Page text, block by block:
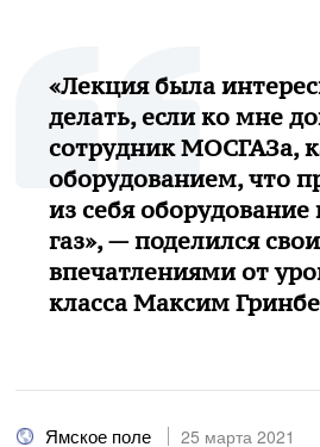
«Лекция была
делать, если ко мне
сотрудник МОСГАЗа,
оборудованием, что
из себя
газ», — поделился
впечатлениями от
класса Максим
Ямское поле 25 марта 2021